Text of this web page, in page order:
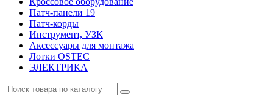
Патч-панели 19
Патч-корды
Инструмент, УЗК
Аксессуары для монтажа
Лотки OSTEC
ЭЛЕКТРИКА